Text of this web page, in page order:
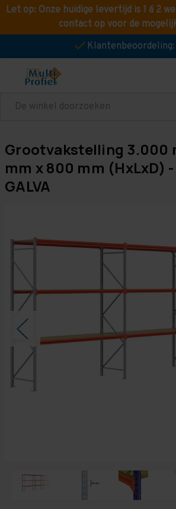
Let op: Onze huidige levertijd is 1 á 2
contact op voor de
Klantenbeoordeling:
Zoeken
Grootvakstelling 3.000
mm x 800 mm (HxLxD)
GALVA